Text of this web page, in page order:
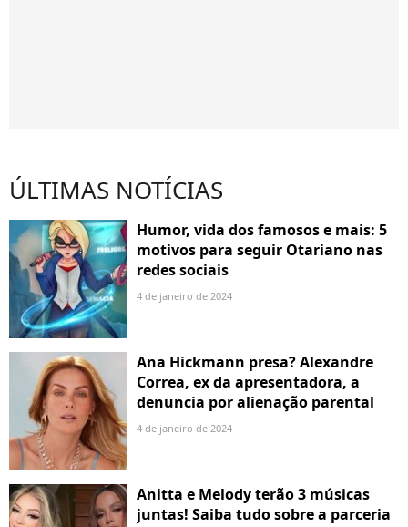
ÚLTIMAS NOTÍCIAS
Humor, vida dos famosos e mais: 5
motivos para seguir Otariano nas
redes sociais
4 de janeiro de 2024
Ana Hickmann presa? Alexandre
Correa, ex da apresentadora, a
denuncia por alienação parental
4 de janeiro de 2024
Anitta e Melody terão 3 músicas
juntas! Saiba tudo sobre a parceria